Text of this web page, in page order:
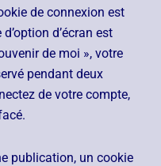
de connexion est
d’écran est
de moi », votre
pendant deux
de votre compte,
publication, un cookie